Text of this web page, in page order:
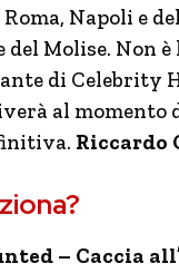
Napoli e
del Molise. Non
di Celebrity
al momento
Riccardo
– Caccia